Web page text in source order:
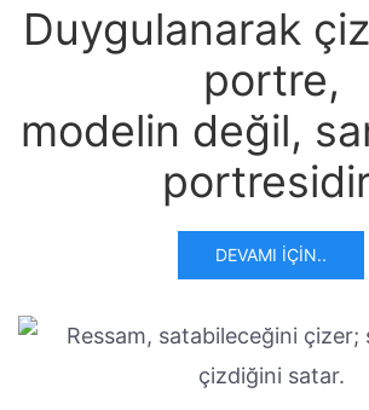
Duygulanarak
portre,
modelin değil,
DEVAMI İÇIN..